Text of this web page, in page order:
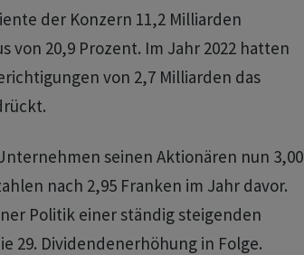
der Konzern 11,2 Milliarden
von 20,9 Prozent. Im Jahr 2022 hatten
von 2,7 Milliarden das
seinen Aktionären nun 3,00
nach 2,95 Franken im Jahr davor.
Politik einer ständig steigenden
29. Dividendenerhöhung in Folge.